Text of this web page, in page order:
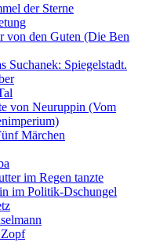
der Sterne
von den Guten (Die Ben
Suchanek: Spiegelstadt.
von Neuruppin (Vom
Märchen
im Regen tanzte
im Politik-Dschungel